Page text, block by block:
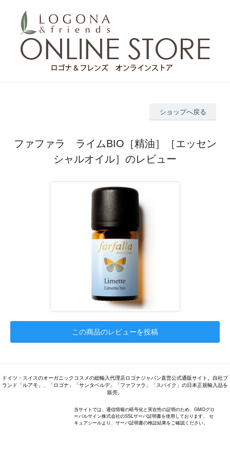
ショップへ戻る
ファファラ ライムBIO［精油］［エッセン
シャルオイル］のレビュー
この商品のレビューを投稿
ドイツ・スイスのオーガニックコスメの総輸入代理店ロゴナジャパン直営公式通販サイト。自社ブ
ランド「ルアモ」、「ロゴナ」「サンタベルデ」「ファファラ」「スパイク」の日本正規輸入品を
販売。
当サイトでは、通信情報の暗号化と実在性の証明のため、GMOグロ
ーバルサイン株式会社のSSLサーバ証明書を使用しております。 セ
キュアシールより、サーバ証明書の検証結果をご確認ください。